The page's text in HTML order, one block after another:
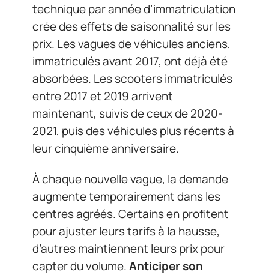
technique par année d’immatriculation
crée des effets de saisonnalité sur les
prix. Les vagues de véhicules anciens,
immatriculés avant 2017, ont déjà été
absorbées. Les scooters immatriculés
entre 2017 et 2019 arrivent
maintenant, suivis de ceux de 2020-
2021, puis des véhicules plus récents à
leur cinquième anniversaire.
À chaque nouvelle vague, la demande
augmente temporairement dans les
centres agréés. Certains en profitent
pour ajuster leurs tarifs à la hausse,
d’autres maintiennent leurs prix pour
capter du volume.Anticiper son